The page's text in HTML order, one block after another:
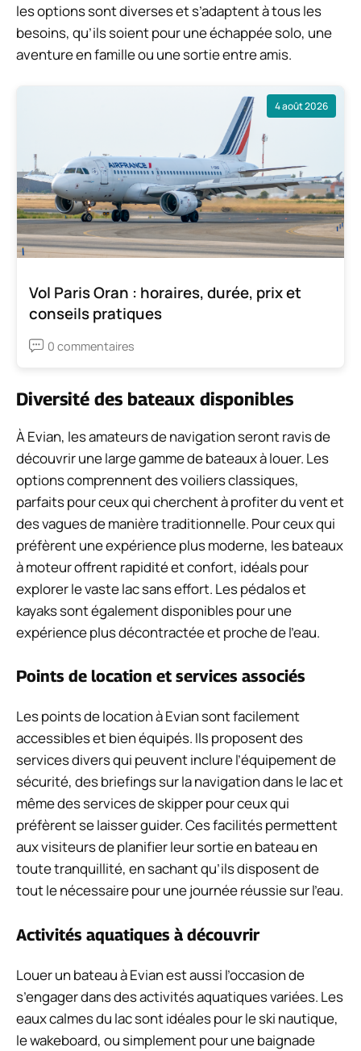
les options sont diverses et s’adaptent à tous les
besoins, qu’ils soient pour une échappée solo, une
aventure en famille ou une sortie entre amis.
4 août 2026
Vol Paris Oran : horaires, durée, prix et
conseils pratiques
0 commentaires
Diversité des bateaux disponibles
À Evian, les amateurs de navigation seront ravis de
découvrir une large gamme de bateaux à louer. Les
options comprennent des voiliers classiques,
parfaits pour ceux qui cherchent à profiter du vent et
des vagues de manière traditionnelle. Pour ceux qui
préfèrent une expérience plus moderne, les bateaux
à moteur offrent rapidité et confort, idéals pour
explorer le vaste lac sans effort. Les pédalos et
kayaks sont également disponibles pour une
expérience plus décontractée et proche de l’eau.
Points de location et services associés
Les points de location à Evian sont facilement
accessibles et bien équipés. Ils proposent des
services divers qui peuvent inclure l’équipement de
sécurité, des briefings sur la navigation dans le lac et
même des services de skipper pour ceux qui
préfèrent se laisser guider. Ces facilités permettent
aux visiteurs de planifier leur sortie en bateau en
toute tranquillité, en sachant qu’ils disposent de
tout le nécessaire pour une journée réussie sur l’eau.
Activités aquatiques à découvrir
Louer un bateau à Evian est aussi l’occasion de
s’engager dans des activités aquatiques variées. Les
eaux calmes du lac sont idéales pour le ski nautique,
le wakeboard, ou simplement pour une baignade